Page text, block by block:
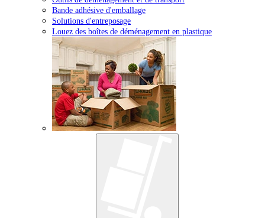
Bande adhésive d'emballage
Solutions d'entreposage
Louez des boîtes de déménagement en plastique